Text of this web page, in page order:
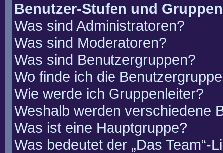
Benutzer-Stufen und Gruppen
Was sind Administratoren?
Was sind Moderatoren?
Was sind Benutzergruppen?
Wo finde ich die
Wie werde ich Gruppenleiter?
Weshalb werden verschiedene
Was ist eine Hauptgruppe?
Was bedeutet der „Das Team“-